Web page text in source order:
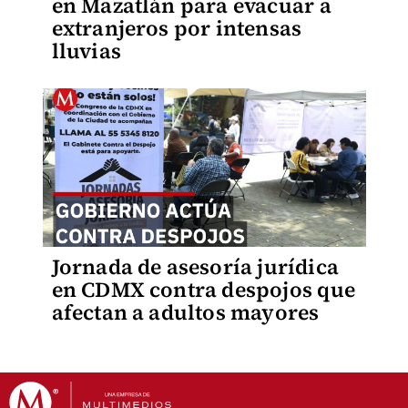
extranjeros por intensas
lluvias
Jornada de asesoría jurídica
en CDMX contra despojos que
afectan a adultos mayores